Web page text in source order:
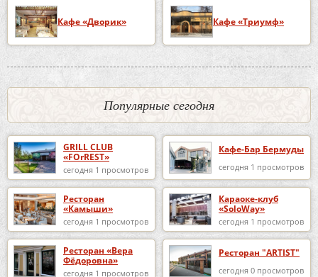
Кафе «Дворик» Кафе «Триумф»
Популярные сегодня
GRILL CLUB
«FOrREST»
сегодня 1 просмотров
Кафе-Бар Бермуды
сегодня 1 просмотров
Ресторан
«Камыши»
сегодня 1 просмотров
Караоке-клуб
«SoloWay»
сегодня 1 просмотров
Ресторан «Вера
Фёдоровна»
сегодня 1 просмотров
Ресторан "ARTIST"
сегодня 0 просмотров